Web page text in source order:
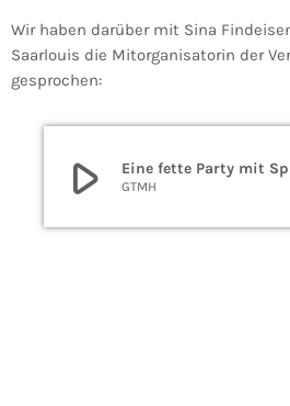
Wir haben darüber mit Sina
Saarlouis die Mitorganisatorin der
gesprochen:
play_arrow GTMH